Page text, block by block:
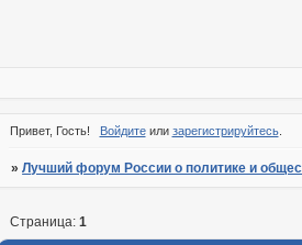
Привет, Гость! Войдитеили зарегистрируйтесь.
»Лучший форум России о политике и
Страница:1